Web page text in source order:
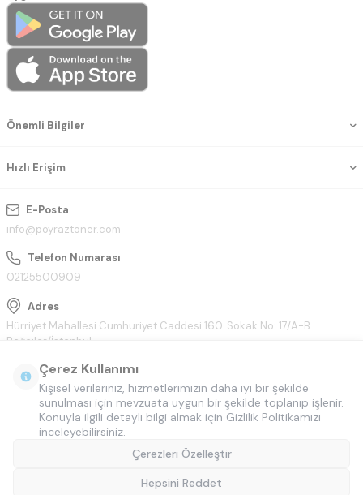
E-Posta
info@poyraztoner.com
Telefon Numarası
02125500909
Adres
Hürriyet Mahallesi Cumhuriyet Caddesi 160. Sokak No: 17/A-B
Bağcılar/İstanbul
Önemli Bilgiler
Hızlı Erişim
Çerez Kullanımı
Kişisel verileriniz, hizmetlerimizin daha iyi bir şekilde
sunulması için mevzuata uygun bir şekilde toplanıp işlenir.
Konuyla ilgili detaylı bilgi almak için Gizlilik Politikamızı
inceleyebilirsiniz.
Çerezleri Özelleştir
Hepsini Reddet